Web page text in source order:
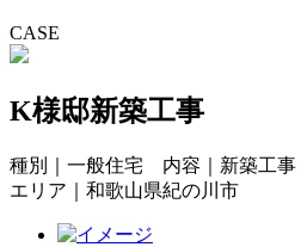
CASE
K様邸新築工事
種別｜一般住宅 内容｜新築工事
エリア｜和歌山県紀の川市